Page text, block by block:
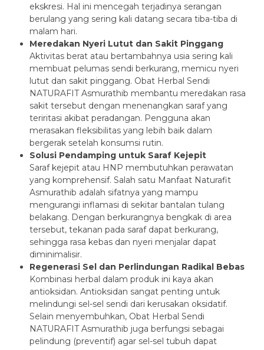
ekskresi. Hal ini mencegah terjadinya serangan
berulang yang sering kali datang secara tiba-tiba di
malam hari.
Meredakan Nyeri Lutut dan Sakit Pinggang
Aktivitas berat atau bertambahnya usia sering kali
membuat pelumas sendi berkurang, memicu nyeri
lutut dan sakit pinggang. Obat Herbal Sendi
NATURAFIT Asmurathib membantu meredakan rasa
sakit tersebut dengan menenangkan saraf yang
teriritasi akibat peradangan. Pengguna akan
merasakan fleksibilitas yang lebih baik dalam
bergerak setelah konsumsi rutin.
Solusi Pendamping untuk Saraf Kejepit
Saraf kejepit atau HNP membutuhkan perawatan
yang komprehensif. Salah satu Manfaat Naturafit
Asmurathib adalah sifatnya yang mampu
mengurangi inflamasi di sekitar bantalan tulang
belakang. Dengan berkurangnya bengkak di area
tersebut, tekanan pada saraf dapat berkurang,
sehingga rasa kebas dan nyeri menjalar dapat
diminimalisir.
Regenerasi Sel dan Perlindungan Radikal Bebas
Kombinasi herbal dalam produk ini kaya akan
antioksidan. Antioksidan sangat penting untuk
melindungi sel-sel sendi dari kerusakan oksidatif.
Selain menyembuhkan, Obat Herbal Sendi
NATURAFIT Asmurathib juga berfungsi sebagai
pelindung (preventif) agar sel-sel tubuh dapat